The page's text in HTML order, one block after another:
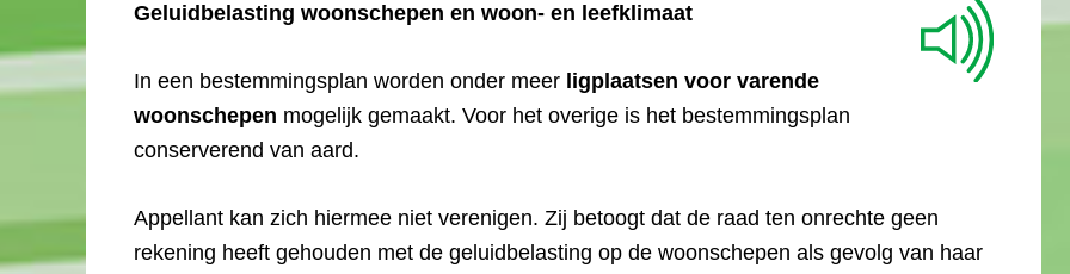
Geluidbelasting woonschepen en woon- en leefklimaat
In een bestemmingsplan worden onder meer ligplaatsen voor varende
woonschepen mogelijk gemaakt. Voor het overige is het bestemmingsplan
conserverend van aard.
Appellant kan zich hiermee niet verenigen. Zij betoogt dat de raad ten onrechte geen
rekening heeft gehouden met de geluidbelasting op de woonschepen als gevolg van haar